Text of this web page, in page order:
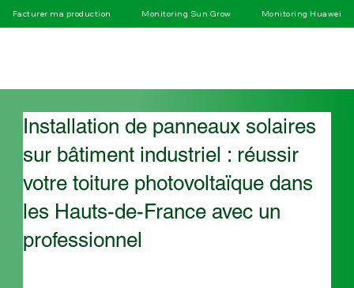
Facturer ma production Monitoring Sun Grow Monitoring Huawei
Installation de panneaux solaires
sur bâtiment industriel : réussir
votre toiture photovoltaïque dans
les Hauts-de-France avec un
professionnel